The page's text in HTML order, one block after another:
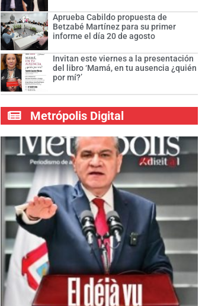
Aprueba Cabildo propuesta de
Betzabé Martínez para su primer
informe el día 20 de agosto
Invitan este viernes a la presentación
del libro ‘Mamá, en tu ausencia ¿quién
por mí?’
Metrópolis Digital